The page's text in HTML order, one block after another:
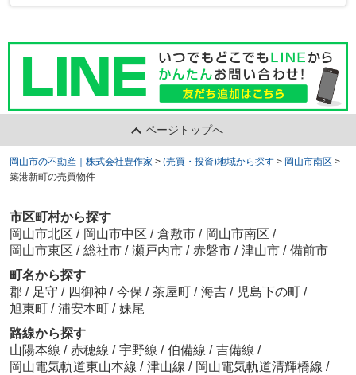
ページトップへ
岡山市の不動産｜株式会社豊作家 > (売買・投資)地域から探す > 岡山市南区 >
築港新町の売買物件
市区町村から探す
岡山市北区 / 岡山市中区 / 倉敷市 / 岡山市南区 /
岡山市東区 / 総社市 / 瀬戸内市 / 赤磐市 / 津山市 / 備前市
町名から探す
郡 / 足守 / 四御神 / 今保 / 茶屋町 / 海吉 / 児島下の町 /
旭東町 / 浦安本町 / 妹尾
路線から探す
山陽本線 / 赤穂線 / 宇野線 / 伯備線 / 吉備線 /
岡山電気軌道東山本線 / 津山線 / 岡山電気軌道清輝橋線 /